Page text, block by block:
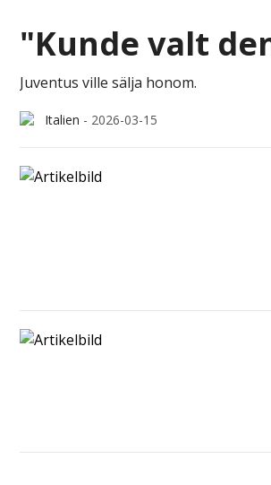
"Kunde valt
Juventus ville sälja honom.
Italien - 2026-03-15